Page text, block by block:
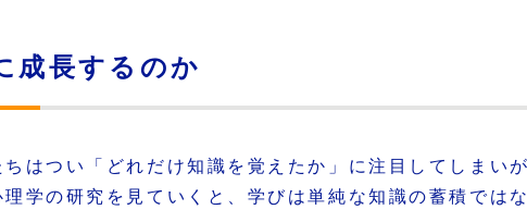
成長するのか
はつい「どれだけ知識を覚えたか」に注目してしまい
学の研究を見ていくと、学びは単純な知識の蓄積では